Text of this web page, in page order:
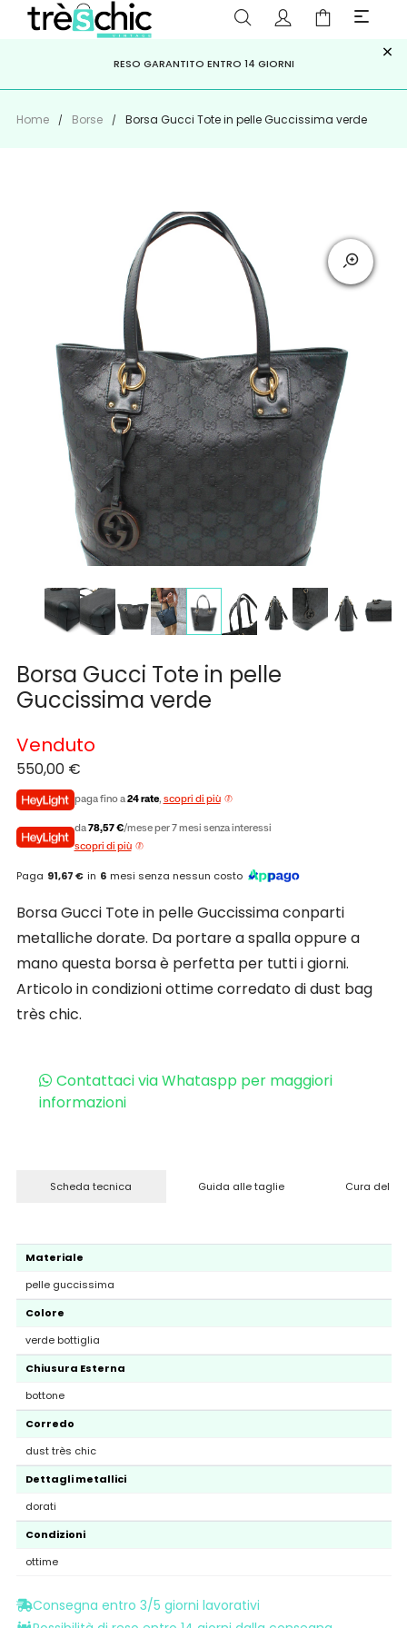
PAGA A RATE CONKLARNA,HEYLIGHT, APPAGO
ISCRIVITI ALLA NEWSLETTER PER NON PERDERE SCONTI E
OFFERTE IMPERDIBILI!
RESO GARANTITO ENTRO 14 GIORNI ×
Home Borse Borsa Gucci Tote in pelle Guccissima verde
Borsa Gucci Tote in pelle
Guccissima verde
550,00 €
paga fino a24 rate, scopri di più
da78,57 €/mese per 7 mesi senza interessi
scopri di più
Paga 91,67 € in 6 mesi senza nessun costo
Venduto
Borsa Gucci Tote in pelle Guccissima conparti
metalliche dorate. Da portare a spalla oppure a
mano questa borsa è perfetta per tutti i giorni.
Articolo in condizioni ottime corredato di dust bag
très chic.
Contattaci via Whataspp per maggiori
informazioni
Scheda tecnica Guida alle taglie Cura del
Materiale
pelle guccissima
Colore
verde bottiglia
Chiusura Esterna
bottone
Corredo
dust très chic
Dettagli metallici
dorati
Condizioni
ottime
Consegna entro 3/5 giorni lavorativi